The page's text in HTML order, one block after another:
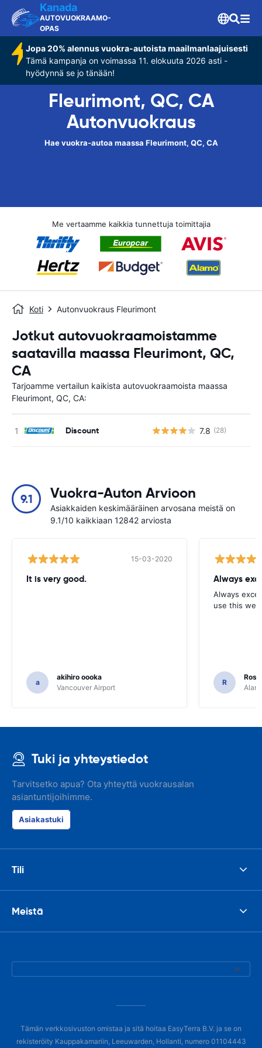
Kanada
AUTOVUOKRAAMO-
OPAS
Jopa 20% alennus vuokra-autoista maailmanlaajuisesti
Tämä kampanja on voimassa 11. elokuuta 2026 asti -
hyödynnä se jo tänään!
Fleurimont, QC, CA
Autonvuokraus
Hae vuokra-autoa maassa Fleurimont, QC, CA
Me vertaamme kaikkia tunnettuja toimittajia
Koti Autonvuokraus Fleurimont
Jotkut autovuokraamoistamme
saatavilla maassa Fleurimont, QC,
CA
Tarjoamme vertailun kaikista autovuokraamoista maassa
Fleurimont, QC, CA:
Discount 7.8 (28)
9.1 Vuokra-Auton Arvioon
Asiakkaiden keskimääräinen arvosana meistä on
9.1/10 kaikkiaan 12842 arviosta
15-03-2020
It is very good.
a
akihiro oooka
Vancouver Airport
Always
Always
use this
R
Tuki ja yhteystiedot
Tarvitsetko apua? Ota yhteyttä vuokrausalan
asiantuntijoihimme.
Asiakastuki
Tili
Meistä
Tämän verkkosivuston omistaa ja sitä hoitaa EasyTerra B.V. ja se on
rekisteröity Kauppakamariin, Leeuwarden, Hollanti, numero 01104443